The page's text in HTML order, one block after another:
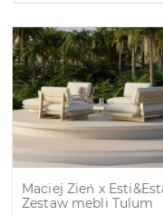
Maciej Zień x
Zestaw mebli Tulum